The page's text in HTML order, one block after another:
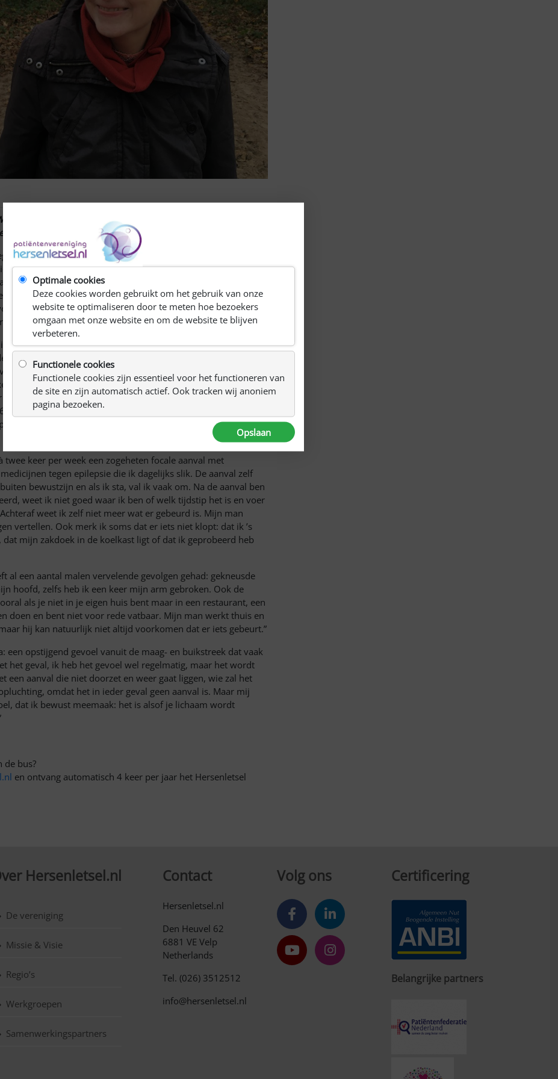
Siccama (54, Nijmegen) epilepsie. In Hersenletsel Magazine
op onze website.
met mijn promotie aan de universiteit. Tijdens het eerste
epileptische aanval. Ik viel op de grond, had spiertrekkingen
te zijn van een hersenontsteking, waarmee ik kort
ging alles weer langzaam de goede kant op, voor de
had ik af en toe nog een aanval, maar verder ging het
Noord-Brabant en haalde zelfs mijn rijbewijs.”
van het ene op het andere moment buiten bewustzijn raakte.
helpen, kwam ik bij epilepsiecentrum Kempenhaeghe
hartstilstandjes die werden veroorzaakt door mijn epilepsie.
gebracht voor een pacemaker en al snel bleek dat ik
het minder goed en hield ik er een flinke
ik nog twee keer een hersenontsteking, wat nog meer
epileptische aanvallen gekregen, maar nu blijvend en
twee keer per week een zogeheten focale aanval met
tegen epilepsie die ik dagelijks slik. De aanval zelf
bewustzijn en als ik sta, val ik vaak om. Na de aanval ben
weet ik niet goed waar ik ben of welk tijdstip het is en voer
weet ik zelf niet meer wat er gebeurd is. Mijn man
vertellen. Ook merk ik soms dat er iets niet klopt: dat ik ’s
mijn zakdoek in de koelkast ligt of dat ik geprobeerd heb
al een aantal malen vervelende gevolgen gehad: gekneusde
hoofd, zelfs heb ik een keer mijn arm gebroken. Ook de
als je niet in je eigen huis bent maar in een restaurant, een
doen en bent niet voor rede vatbaar. Mijn man werkt thuis en
hij kan natuurlijk niet altijd voorkomen dat er iets gebeurt.”
een opstijgend gevoel vanuit de maag- en buikstreek dat vaak
het geval, ik heb het gevoel wel regelmatig, maar het wordt
een aanval die niet doorzet en weer gaat liggen, wie zal het
omdat het in ieder geval geen aanval is. Maar mij
dat ik bewust meemaak: het is alsof je lichaam wordt
de bus?
en ontvang automatisch 4 keer per jaar het Hersenletsel
Hersenletsel.nl
De vereniging
Missie & Visie
Regio’s
Werkgroepen
Samenwerkingspartners
Contact
Hersenletsel.nl
Den Heuvel 62
6881 VE Velp
Netherlands
Tel. (026) 3512512
info@hersenletsel.nl
Volg ons Certificering
Belangrijke partners
Optimale cookies
Deze cookies worden gebruikt om het gebruik van onze
website te optimaliseren door te meten hoe bezoekers
omgaan met onze website en om de website te blijven
verbeteren.
Functionele cookies
Functionele cookies zijn essentieel voor het functioneren van
de site en zijn automatisch actief. Ook tracken wij anoniem
pagina bezoeken.
Opslaan